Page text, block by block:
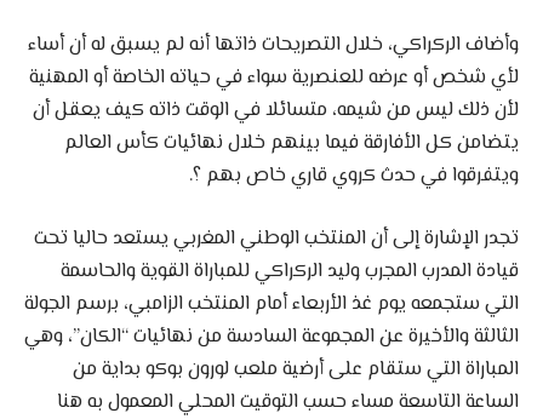
وأضاف الركراكي، خلال التصريحات ذاتها أنه لم يسبق له أن أساء
لأي شخص أو عرضه للعنصرية سواء في حياته الخاصة أو المهنية
لأن ذلك ليس من شيمه، متسائلا في الوقت ذاته كيف يعقل أن
يتضامن كل الأفارقة فيما بينهم خلال نهائيات كأس العالم
ويتفرقوا في حدث كروي قاري خاص بهم ؟.
تجدر الإشارة إلى أن المنتخب الوطني المغربي يستعد حاليا تحت
قيادة المدرب المجرب وليد الركراكي للمباراة القوية والحاسمة
التي ستجمعه يوم غذ الأربعاء أمام المنتخب الزامبي، برسم الجولة
الثالثة والأخيرة عن المجموعة السادسة من نهائيات “الكان”، وهي
المباراة التي ستقام على أرضية ملعب لورون بوكو بداية من
الساعة التاسعة مساء حسب التوقيت المحلي المعمول به هنا